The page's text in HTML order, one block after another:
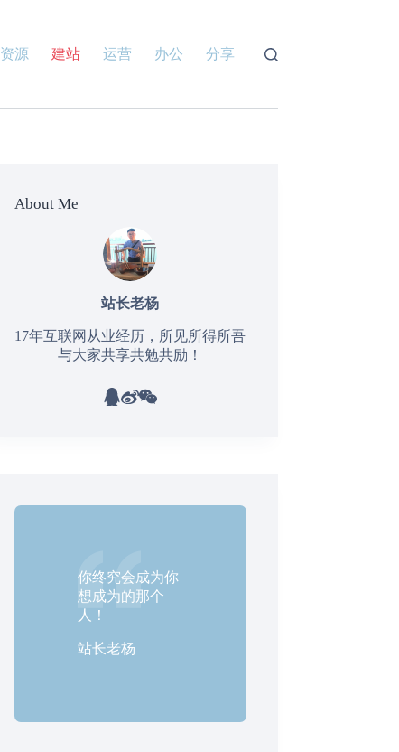
资源 建站 运营 办公 分享
About Me
站长老杨
17年互联网从业经历，所见所得所吾
与大家共享共勉共励！
你终究会成为你
想成为的那个
人！
站长老杨